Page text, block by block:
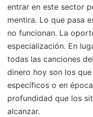
entrar en este sector
mentira. Lo que pasa
no funcionan. La
especialización. En
todas las canciones
dinero hoy son los
específicos o en
profundidad que los
alcanzar.